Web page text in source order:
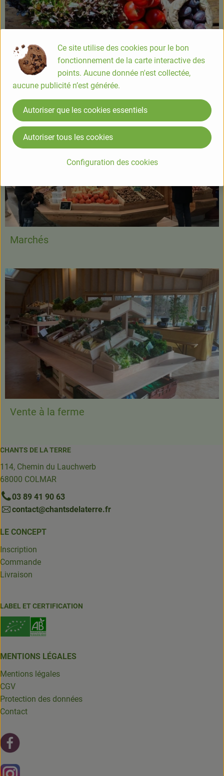
Paniers
Marchés
Vente à la ferme
CHANTS DE LA TERRE
114, Chemin du Lauchwerb
68000 COLMAR
03 89 41 90 63
contact@chantsdelaterre.fr
LE CONCEPT
Inscription
Commande
Livraison
LABEL ET CERTIFICATION
MENTIONS LÉGALES
Mentions légales
CGV
Protection des données
Contact
Lien externe vers https://www.instagram.com/
Ce site utilise des cookies pour le bon
fonctionnement de la carte interactive des
points. Aucune donnée n'est collectée,
aucune publicité n’est générée.
Configuration des cookies
Autoriser que les cookies essentiels
Autoriser tous les cookies